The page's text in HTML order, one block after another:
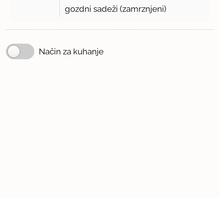
gozdni sadeži (zamrznjeni)
Način za kuhanje